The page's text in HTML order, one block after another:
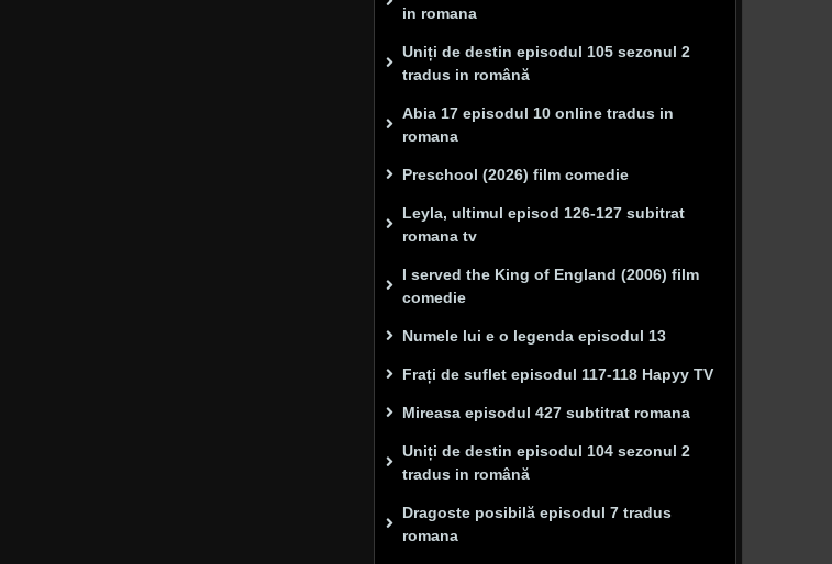
in romana
Uniți de destin episodul 105 sezonul 2
tradus in română
Abia 17 episodul 10 online tradus in
romana
Preschool (2026) film comedie
Leyla, ultimul episod 126-127 subitrat
romana tv
I served the King of England (2006) film
comedie
Numele lui e o legenda episodul 13
Frați de suflet episodul 117-118 Hapyy TV
Mireasa episodul 427 subtitrat romana
Uniți de destin episodul 104 sezonul 2
tradus in română
Dragoste posibilă episodul 7 tradus
romana